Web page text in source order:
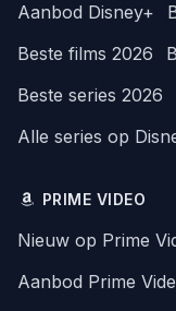
Aanbod Disney+
Beste films 2026
Beste series 2026
Alle series op
PRIME VIDEO
Nieuw op Prime
Aanbod Prime